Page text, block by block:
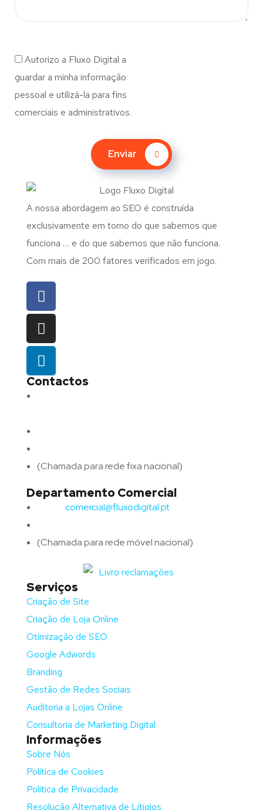
Autorizo a Fluxo Digital a
guardar a minha informação
pessoal e utilizá-la para fins
comerciais e administrativos.
Enviar
A nossa abordagem ao SEO é construída
exclusivamente em torno do que sabemos que
funciona … e do que sabemos que não funciona.
Com mais de 200 fatores verificados em jogo.
Contactos
(Chamada para rede fixa nacional)
Departamento Comercial
comercial@fluxodigital.pt
(Chamada para rede móvel nacional)
Serviços
Criação de Site
Criação de Loja Online
Otimização de SEO
Google Adwords
Branding
Gestão de Redes Sociais
Auditoria a Lojas Online
Consultoria de Marketing Digital
Informações
Sobre Nós
Política de Cookies
Política de Privacidade
Resolução Alternativa de Litígios